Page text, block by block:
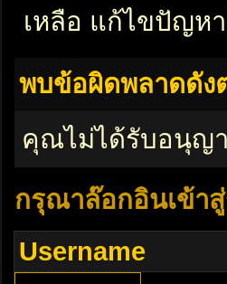
เหลือ แก้ไขปัญห
พบข้อผิดพลาดดัง
คุณไม่ได้รับอนุญ
กรุณาล๊อกอินเข้า
Username